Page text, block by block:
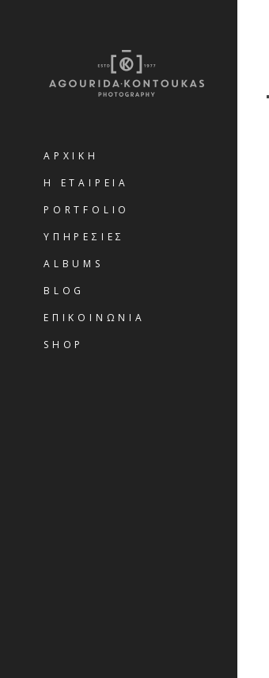
ΑΡΧΙΚΗ
Η ΕΤΑΙΡΕΙΑ
PORTFOLIO
ΥΠΗΡΕΣΙΕΣ
ALBUMS
BLOG
ΕΠΙΚΟΙΝΩΝΙΑ
SHOP